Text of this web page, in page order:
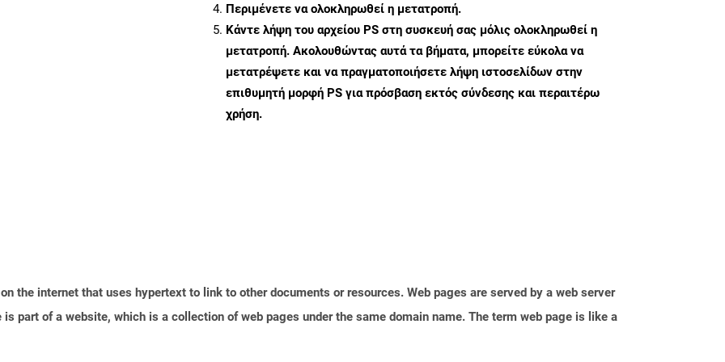
Περιμένετε να ολοκληρωθεί η μετατροπή.
Κάντε λήψη του αρχείου PS στη συσκευή σας μόλις ολοκληρωθεί η
μετατροπή. Ακολουθώντας αυτά τα βήματα, μπορείτε εύκολα να
μετατρέψετε και να πραγματοποιήσετε λήψη ιστοσελίδων στην
επιθυμητή μορφή PS για πρόσβαση εκτός σύνδεσης και περαιτέρω
χρήση.
the internet that uses hypertext to link to other documents or resources. Web pages are served by a web server
is part of a website, which is a collection of web pages under the same domain name. The term web page is like a